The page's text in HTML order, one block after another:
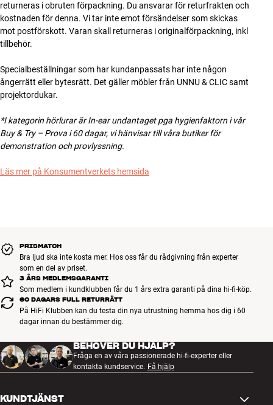
Hitta Butik
Kundtjänst
Logga in
Kundtjänst
Företag
returneras i obruten förpackning. Du ansvarar för returfrakten och
kostnaden för denna. Vi tar inte emot försändelser som skickas
mot postförskott. Varan skall returneras i originalförpackning, inkl
tillbehör.
Specialbeställningar som har kundanpassats har inte någon
ångerrätt eller bytesrätt. Det gäller möbler från UNNU & CLIC samt
projektordukar.
*I kategorin hörlurar är In-ear undantaget pga hygienfaktorn i vår
Buy & Try – Prova i 60 dagar, vi hänvisar till våra butiker för
demonstration och provlyssning.
Läs mer på Konsumentverkets hemsida
PRISMATCH
Bra ljud ska inte kosta mer. Hos oss får du rådgivning från experter
som en del av priset.
3 ÅRS MEDLEMSGARANTI
Som medlem i kundklubben får du 1 års extra garanti på dina hi-fi-köp.
60 DAGARS FULL RETURRÄTT
På HiFi Klubben kan du testa din nya utrustning hemma hos dig i 60
dagar innan du bestämmer dig.
BEHÖVER DU HJÄLP?
Fråga en av våra passionerade hi-fi-experter eller
kontakta kundservice. Få hjälp
KUNDTJÄNST